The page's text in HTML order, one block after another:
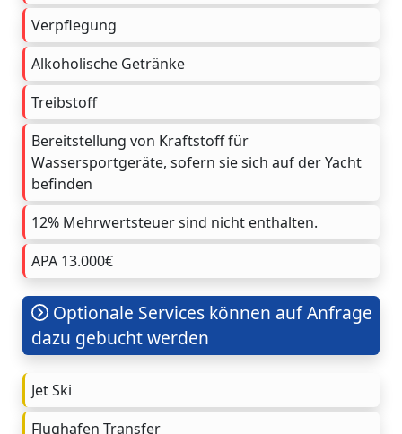
Verpflegung
Alkoholische Getränke
Treibstoff
Bereitstellung von Kraftstoff für
Wassersportgeräte, sofern sie sich auf der Yacht
befinden
12% Mehrwertsteuer sind nicht enthalten.
APA 13.000€
Optionale Services können auf Anfrage
dazu gebucht werden
Jet Ski
Flughafen Transfer